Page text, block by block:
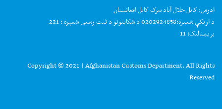
ادرس:کابل جلال آباد سرک کابل افغانستان
د اړیکې شمیره:0202924858 د شکایتونو د ثبت رسمي شمېره : 221
بریښنالیک:
Copyright © 2021 | Afghanistan Customs Department. All Rights
Reserved